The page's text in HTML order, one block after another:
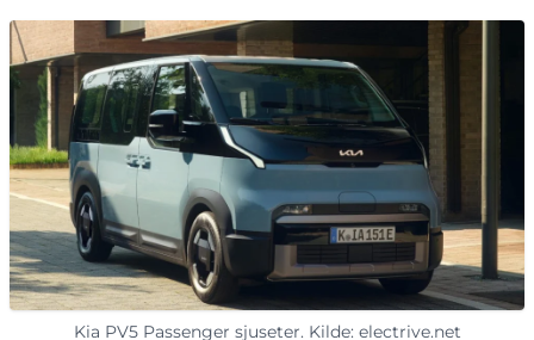
Kia PV5 Passenger sjuseter. Kilde: electrive.net